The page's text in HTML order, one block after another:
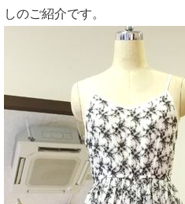
しのご紹介です。